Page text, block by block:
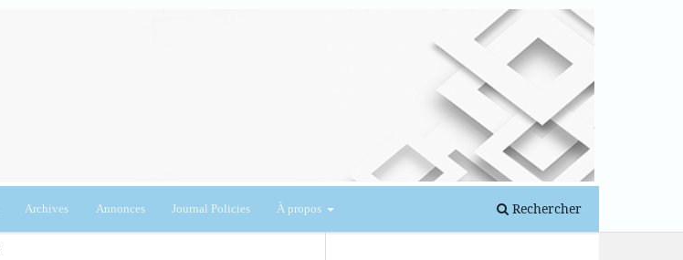
Archives Annonces Journal Policies À propos Rechercher
Se connecter